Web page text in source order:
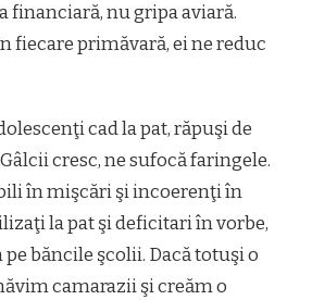
financiară, nu gripa aviară.
fiecare primăvară, ei ne reduc
cad la pat, răpuşi de
cresc, ne sufocă faringele.
în mişcări şi incoerenţi în
la pat şi deficitari în vorbe,
băncile şcolii. Dacă totuşi o
camarazii şi creăm o